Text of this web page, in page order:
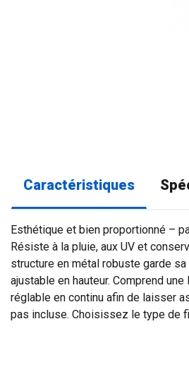
Caractéristiques
Esthétique et bien proportionné –
Résiste à la pluie, aux UV et
structure en métal robuste garde
ajustable en hauteur. Comprend
réglable en continu afin de laisser
pas incluse. Choisissez le type de